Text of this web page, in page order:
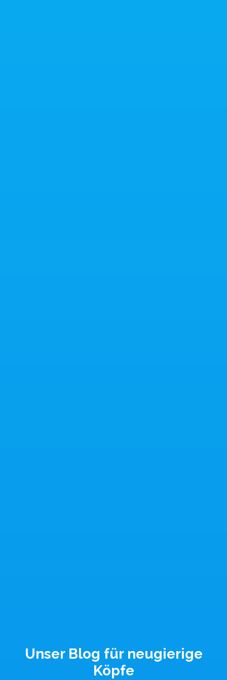
Unser Blog für neugierige
Köpfe